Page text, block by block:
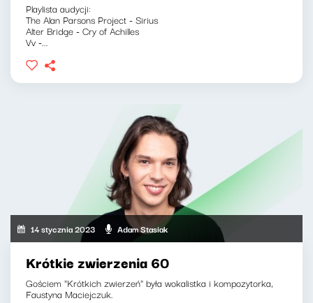
Playlista audycji:
The Alan Parsons Project - Sirius
Alter Bridge - Cry of Achilles
Vv -...
14 stycznia 2023 Adam Stasiak
Krótkie zwierzenia 60
Gościem "Krótkich zwierzeń" była wokalistka i kompozytorka,
Faustyna Maciejczuk.